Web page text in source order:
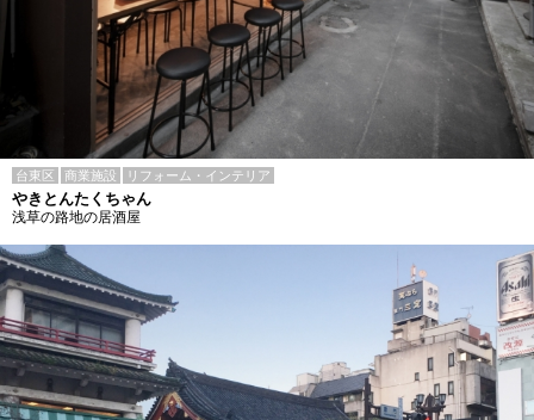
台東区 商業施設 リフォーム・インテリア
やきとんたくちゃん
浅草の路地の居酒屋